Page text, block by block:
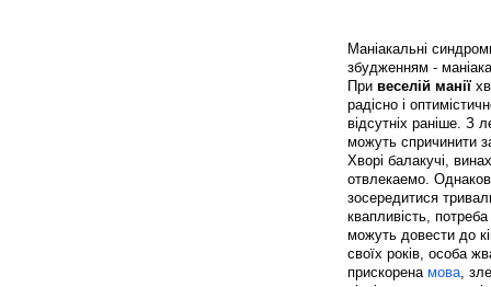
Маніакальні
збудженням -
При веселій манії
радісно і
відсутніх раніше. З
можуть спричинити
Хворі балакучі,
отвлекаемо.
зосередитися
квапливість,
можуть довести до
своїх років, особа
прискорена мова,